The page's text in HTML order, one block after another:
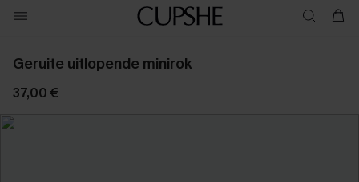
💌Abonneer je & ontvang tot 15% korting>>
Koop 3, krijg 15% korting | CODE: SW15 1D:8H:17M:2S
Geruite uitlopende minirok
37,00 €